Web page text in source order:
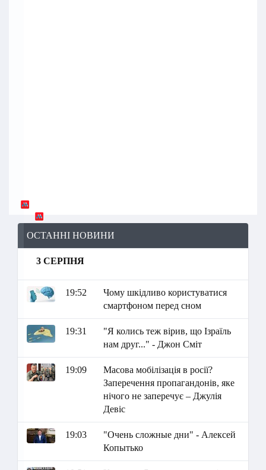
ОСТАННІ НОВИНИ
3 СЕРПНЯ
19:52
Чому шкідливо користуватися
смартфоном перед сном
19:31
"Я колись теж вірив, що Ізраїль
нам друг..." - Джон Сміт
19:09
Масова мобілізація в росії?
Заперечення пропагандонів, яке
нічого не заперечує – Джулія
Девіс
19:03
"Очень сложные дни" - Алексей
Копытько